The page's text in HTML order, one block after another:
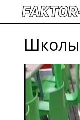
Школы